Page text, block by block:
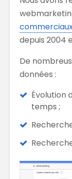
depuis 2004
De
données :
Évolution
temps ;